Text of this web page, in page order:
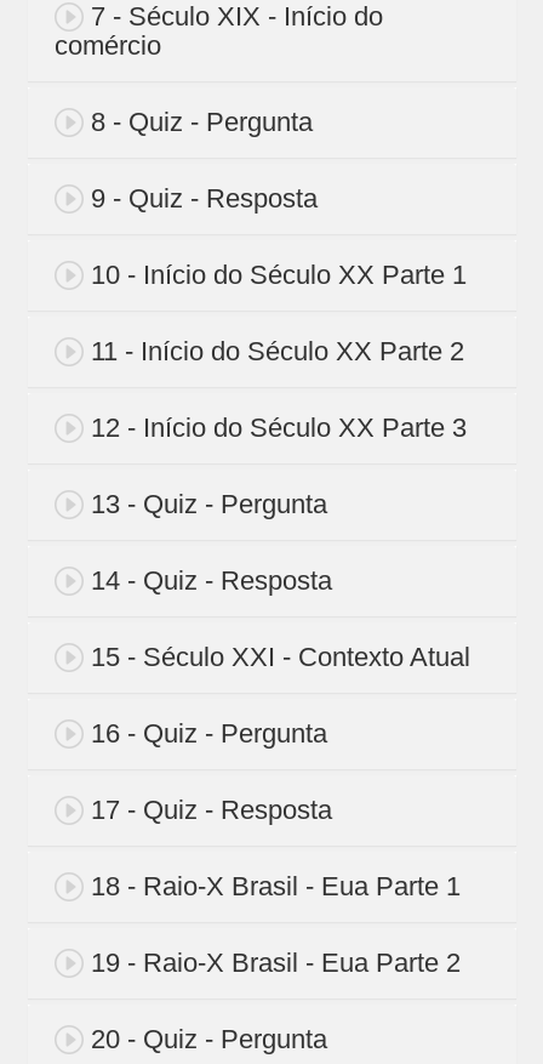
7 - Século XIX - Início do
comércio
8 - Quiz - Pergunta
9 - Quiz - Resposta
10 - Início do Século XX Parte 1
11 - Início do Século XX Parte 2
12 - Início do Século XX Parte 3
13 - Quiz - Pergunta
14 - Quiz - Resposta
15 - Século XXI - Contexto Atual
16 - Quiz - Pergunta
17 - Quiz - Resposta
18 - Raio-X Brasil - Eua Parte 1
19 - Raio-X Brasil - Eua Parte 2
20 - Quiz - Pergunta